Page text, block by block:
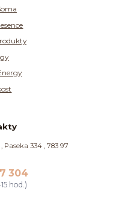
Paseka 334 , 783 97
304
hod.)